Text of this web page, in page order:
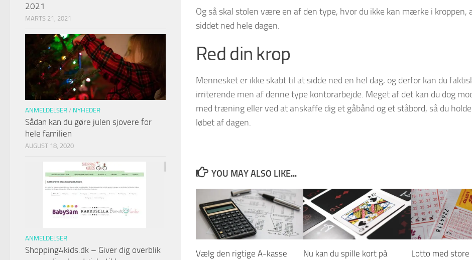
Og så skal stolen være en af den type, hvor du ikke kan mærke i kroppen,
siddet ned hele dagen.
Red din krop
Mennesket er ikke skabt til at sidde ned en hel dag, og derfor kan du
irriterende men af denne type kontorarbejde. Meget af det kan du dog
med træning eller ved at anskaffe dig et gåbånd og et ståbord, så du
løbet af dagen.
YOU MAY ALSO LIKE...
Vælg den rigtige A-kasse Nu kan du spille kort på Lotto med store
2021
MARTS 21, 2021
ANMELDELSER / NYHEDER
Sådan kan du gøre julen sjovere for
hele familien
AUGUST 18, 2020
ANMELDELSER
Shopping4kids.dk – Giver dig overblik